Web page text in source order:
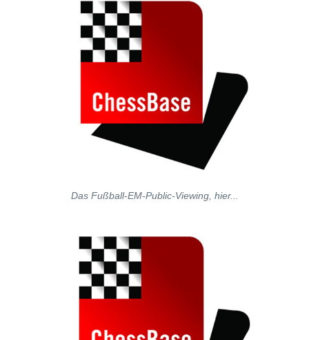
Das Fußball-EM-Public-Viewing, hier...